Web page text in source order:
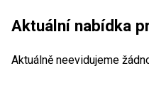
Aktuální nabídka
Aktuálně neevidujeme